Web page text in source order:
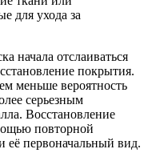
для ухода за
начала отслаиваться
покрытия.
меньше вероятность
серьезным
Восстановление
повторной
её первоначальный вид.